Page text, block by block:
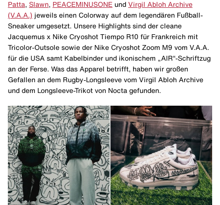
Patta
Slawn PEACEMINUSONE und Virgil Abloh Archive
(V.A.A.) jeweils einen Colorway auf dem legendären Fußball-
Sneaker umgesetzt. Unsere Highlights sind der cleane
Jacquemus x Nike Cryoshot Tiempo R10 für Frankreich mit
Tricolor-Outsole sowie der Nike Cryoshot Zoom M9 vom V.A.A.
für die USA samt Kabelbinder und ikonischem „AIR“-Schriftzug
an der Ferse. Was das Apparel betrifft, haben wir großen
Gefallen an dem Rugby-Longsleeve vom Virgil Abloh Archive
und dem Longsleeve-Trikot von Nocta gefunden.